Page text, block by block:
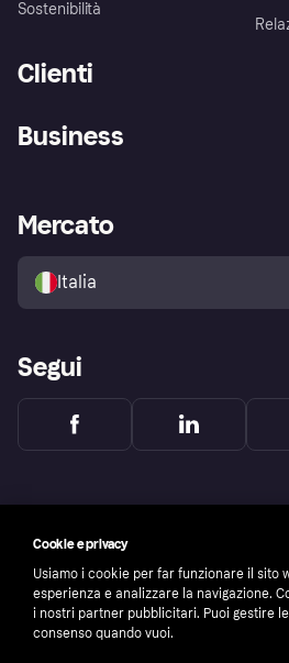
Sostenibilità
Clienti
Esplora i negozi
Politica di protezione
dell'acquirente Klarna
Business
Accesso aziende
Mercato
Italia
Segui
Cookie e privacy
Usiamo i cookie per far funzionare il sito
esperienza e analizzare la navigazione.
i nostri partner pubblicitari. Puoi gestire
consenso quando vuoi.